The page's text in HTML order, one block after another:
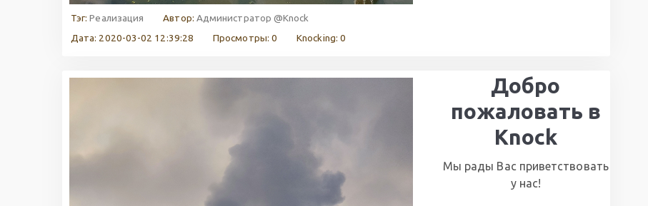
Тэг:Реализация Автор: Администратор @Knock
Дата: 2020-03-02 12:39:28
Просмотры: 0 Knocking: 0
Добро
пожаловать в
Knock
Мы рады Вас приветствовать
у нас!